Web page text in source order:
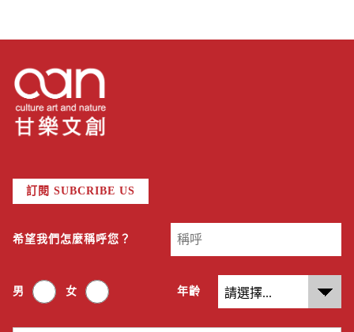
訂閱 SUBCRIBE US
希望我們怎麼稱呼您？
男 女 年齡